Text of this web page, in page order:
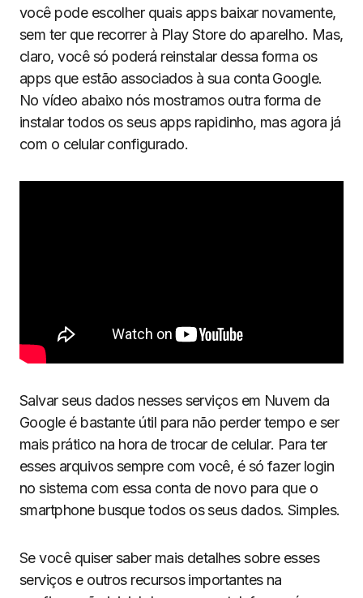
você pode escolher quais apps baixar novamente,
sem ter que recorrer à Play Store do aparelho. Mas,
claro, você só poderá reinstalar dessa forma os
apps que estão associados à sua conta Google.
No vídeo abaixo nós mostramos outra forma de
instalar todos os seus apps rapidinho, mas agora já
com o celular configurado.
Salvar seus dados nesses serviços em Nuvem da
Google é bastante útil para não perder tempo e ser
mais prático na hora de trocar de celular. Para ter
esses arquivos sempre com você, é só fazer login
no sistema com essa conta de novo para que o
smartphone busque todos os seus dados. Simples.
Se você quiser saber mais detalhes sobre esses
serviços e outros recursos importantes na